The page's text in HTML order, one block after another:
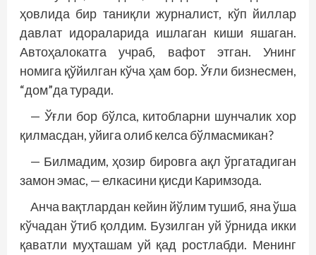
ҳовлида бир таниқли журналист, кўп йиллар
давлат идораларида ишлаган киши яшаган.
Автоҳалокатга учраб, вафот этган. Унинг
номига қўйилган кўча ҳам бор. Ўғли бизнесмен,
“дом”да туради.
— Ўғли бор бўлса, китобларни шунчалик хор
қилмасдан, уйига олиб келса бўлмасмикан?
— Билмадим, ҳозир бировга ақл ўргатадиган
замон эмас, — елкасини қисди Каримзода.
Анча вақтлардан кейин йўлим тушиб, яна ўша
кўчадан ўтиб қолдим. Бузилган уй ўрнида икки
қаватли муҳташам уй қад ростлабди. Менинг